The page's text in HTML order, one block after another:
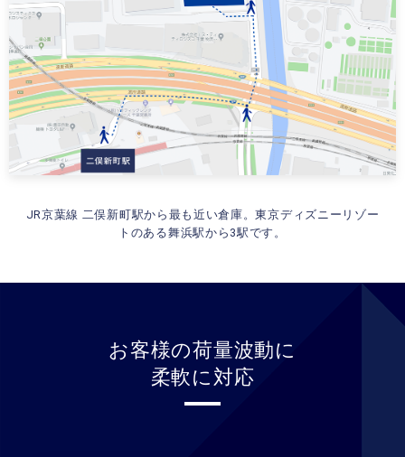
JR京葉線 二俣新町駅から最も近い倉庫。東京ディズニーリゾー
トのある舞浜駅から3駅です。
お客様の荷量波動に
柔軟に対応